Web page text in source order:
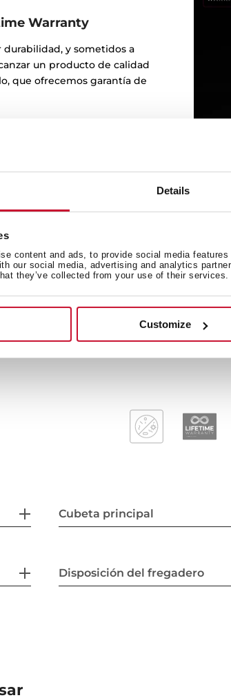
Details
content and ads, to provide social media
our social media, advertising and analytics
they’ve collected from your use of their services.
Customize
Warranty
y sometidos a
un producto de calidad
que ofrecemos garantía de
160 mm
45 cm
Cubeta principal
Disposición del fregadero